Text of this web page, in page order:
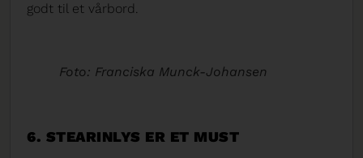
godt til et vårbord.
Foto: Franciska Munck-Johansen
6. STEARINLYS ER ET MUST